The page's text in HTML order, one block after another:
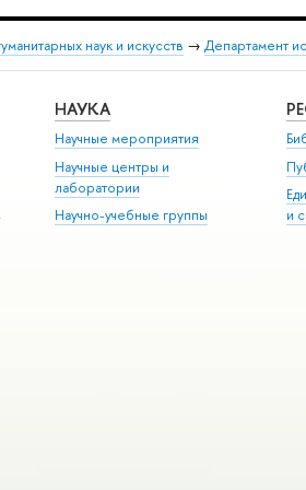
наук и искусств → Департамент
НАУКА
Научные мероприятия
Научные центры и
лаборатории
Научно-учебные группы
и